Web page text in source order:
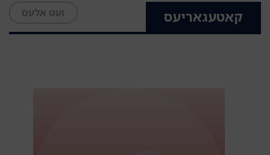
קאטעגאריעס זעט אלעס